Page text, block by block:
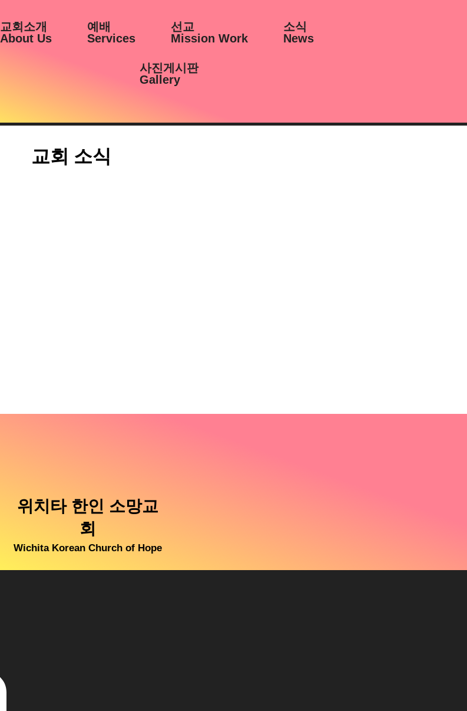
교회소개
About Us
예배
Services
선교
Mission Work
소식
News
사진게시판
Gallery
교회 소식
위치타 한인 소망교
회
Wichita Korean Church of Hope